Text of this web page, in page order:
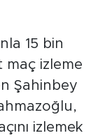
15 bin
izleme
Şahinbey
izlemek